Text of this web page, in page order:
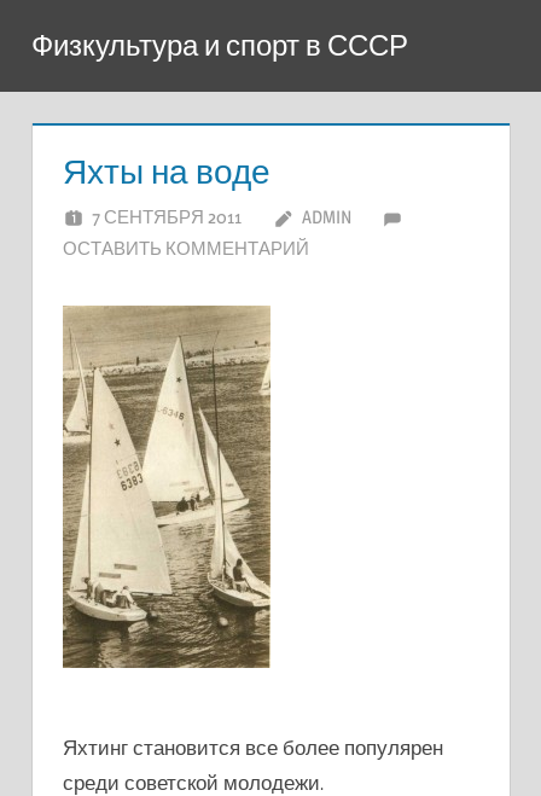
содержимому
Физкультура и спорт в СССР
Яхты на воде
7 СЕНТЯБРЯ 2011
ADMIN
ОСТАВИТЬ КОММЕНТАРИЙ
Яхтинг становится все более популярен
среди советской молодежи.